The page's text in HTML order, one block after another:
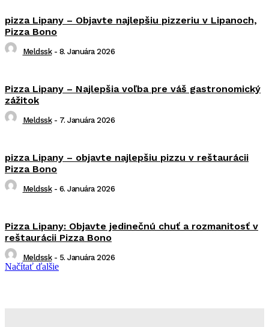
pizza Lipany – Objavte najlepšiu pizzeriu v Lipanoch,
Pizza Bono
Meldssk - 8. Januára 2026
Pizza Lipany – Najlepšia voľba pre váš gastronomický
zážitok
Meldssk - 7. Januára 2026
pizza Lipany – objavte najlepšiu pizzu v reštaurácii
Pizza Bono
Meldssk - 6. Januára 2026
Pizza Lipany: Objavte jedinečnú chuť a rozmanitosť v
reštaurácii Pizza Bono
Meldssk - 5. Januára 2026
Načítať ďalšie